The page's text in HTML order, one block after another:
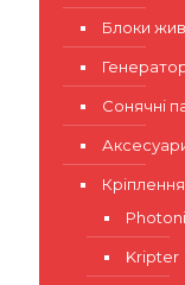
Блоки
Сонячні
Kripter